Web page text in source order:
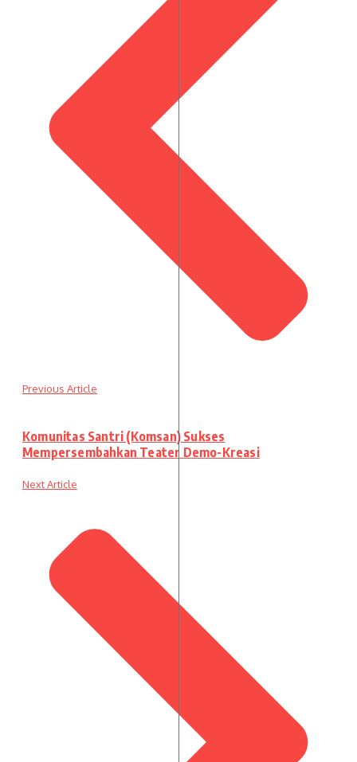
Previous Article
Komunitas Santri (Komsan) Sukses
Mempersembahkan Teater Demo-Kreasi
Next Article